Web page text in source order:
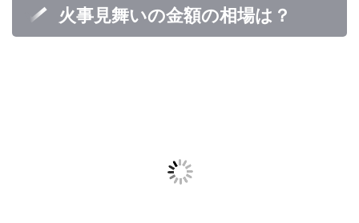
火事見舞いの金額の相場は？